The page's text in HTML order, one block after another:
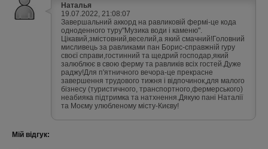
Наталья
19.07.2022, 21:08:07
Завершальний аккорд на равликовій фермі-це кода
одноденного туру"Музика води і каменю".
Цікавий,змістовний,веселий,а який смачний!Головний
мисливець за равликами пан Борис-справжній гуру
своєї справи,гостинний та щедрий господар,який
залюблює в свою ферму та равликів всіх гостей.Дуже
раджу!Для п'ятничного вечора-це прекрасне
завершення трудового тижня і відпочинок,для малого
бізнесу (туристичного, транспортного,фермерського)
неабияка підтримка та натхнення.Дякую пані Наталії
та Моєму улюбленому місту-Києву!
Мій відгук: